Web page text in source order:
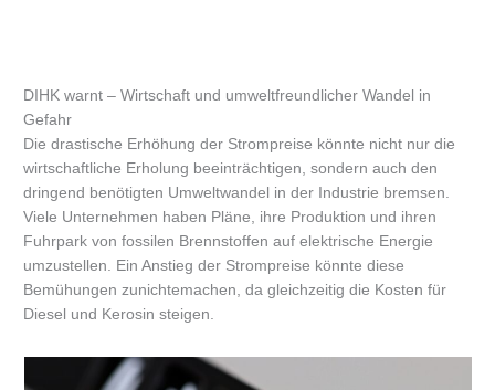
DIHK warnt – Wirtschaft und umweltfreundlicher Wandel in
Gefahr
Die drastische Erhöhung der Strompreise könnte nicht nur die
wirtschaftliche Erholung beeinträchtigen, sondern auch den
dringend benötigten Umweltwandel in der Industrie bremsen.
Viele Unternehmen haben Pläne, ihre Produktion und ihren
Fuhrpark von fossilen Brennstoffen auf elektrische Energie
umzustellen. Ein Anstieg der Strompreise könnte diese
Bemühungen zunichtemachen, da gleichzeitig die Kosten für
Diesel und Kerosin steigen.